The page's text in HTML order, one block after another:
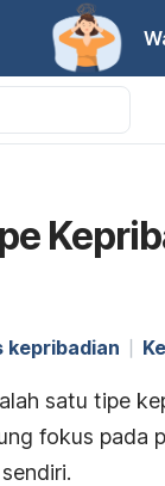
kepribadian
satu tipe
fokus pada